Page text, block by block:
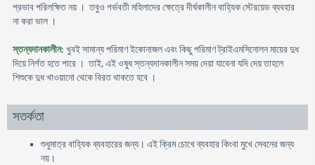
প্রভাব পরিলক্ষিত নয় । তবুও গর্ভবতী মহিলাদের ক্ষেত্রে দীর্ঘকালীন বাহ্যিক স্টেরয়েড ব্যবহার
না করা ভাল ।
স্তন্যদানকালীন: খুবই সামান্য পরিমাণ ইকোনাজল এবং কিছু পরিমাণ ট্রাইএমসিনোলন মায়ের দুধ
দিয়ে নির্গত হতে পারে । তাই, এই ওষুধ স্তন্যদানকালীন সময় দেয়া যাবেনা যদি দেয় তাহলে
শিশুকে দুধ খাওয়ানো থেকে বিরত থাকতে হবে ।
সতর্কতা
শুধুমাত্র বাহ্যিক ব্যবহারের জন্য। এই ক্রিম চোখে ব্যবহার কিংবা মুখে সেবনের জন্য
নয়।